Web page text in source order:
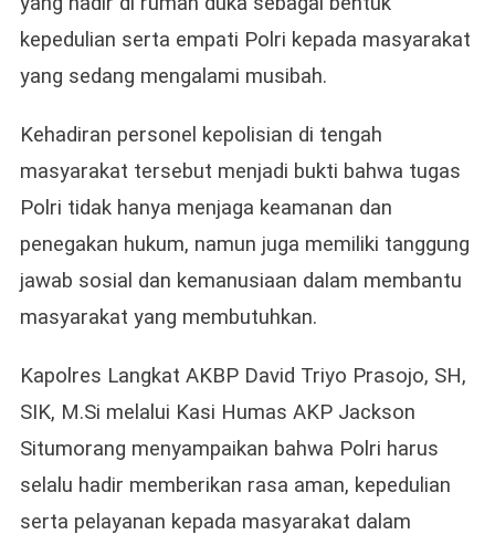
kepedulian serta empati Polri kepada masyarakat
yang sedang mengalami musibah.
Kehadiran personel kepolisian di tengah
masyarakat tersebut menjadi bukti bahwa tugas
Polri tidak hanya menjaga keamanan dan
penegakan hukum, namun juga memiliki tanggung
jawab sosial dan kemanusiaan dalam membantu
masyarakat yang membutuhkan.
Kapolres Langkat AKBP David Triyo Prasojo, SH,
SIK, M.Si melalui Kasi Humas AKP Jackson
Situmorang menyampaikan bahwa Polri harus
selalu hadir memberikan rasa aman, kepedulian
serta pelayanan kepada masyarakat dalam